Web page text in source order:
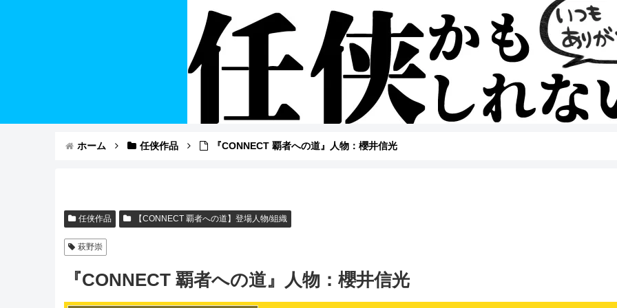
ホーム 任侠作品 『CONNECT 覇者への道』人物：櫻井信光
任侠作品 【CONNECT 覇者への道】登場人物/組織
萩野崇
『CONNECT 覇者への道』人物：櫻井信光